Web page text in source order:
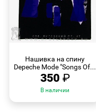
Нашивка на спину
Depeche Mode "Songs Of...
350 ₽
В наличии